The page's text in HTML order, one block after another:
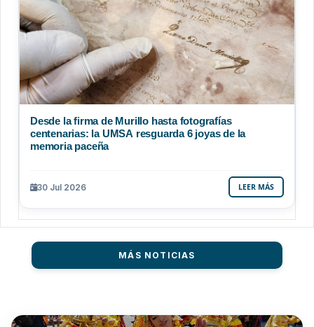
Desde la firma de Murillo hasta fotografías
centenarias: la UMSA resguarda 6 joyas de la
memoria paceña
30 Jul 2026 LEER MÁS
MÁS NOTICIAS